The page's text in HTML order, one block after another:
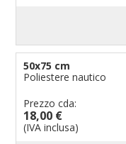
50x75 cm
Poliestere nautico
Prezzo cda:
18,00 €
(IVA inclusa)